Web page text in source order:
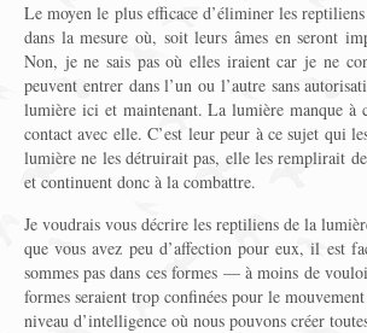
Le moyen le plus efficace d’éliminer les
dans la mesure où, soit leurs âmes en seront
Non, je ne sais pas où elles iraient car je ne
peuvent entrer dans l’un ou l’autre sans
lumière ici et maintenant. La lumière manque à
contact avec elle. C’est leur peur à ce sujet qui
lumière ne les détruirait pas, elle les remplirait
et continuent donc à la combattre.
Je voudrais vous décrire les reptiliens de la
que vous avez peu d’affection pour eux, il est
sommes pas dans ces formes — à moins de
formes seraient trop confinées pour le
niveau d’intelligence où nous pouvons créer